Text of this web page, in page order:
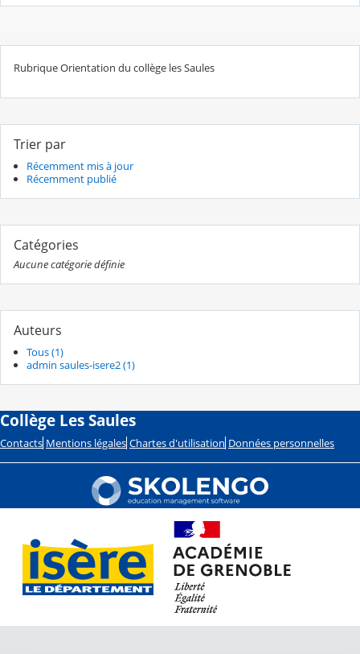
Rubrique Orientation du collège les Saules
Trier par
Récemment mis à jour
Récemment publié
Catégories
Aucune catégorie définie
Auteurs
Tous (1)
admin saules-isere2 (1)
Collège Les Saules
Contacts Mentions légales Chartes d'utilisation Données personnelles